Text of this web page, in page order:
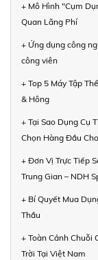
+ Mô Hình "Cụm
Quan Lãng Phí
+ Ứng dụng công
công viên
+ Top 5 Máy Tập
& Hông
+ Tại Sao Dụng Cụ
Chọn Hàng Đầu
+ Đơn Vị Trực Tiếp
Trung Gian – NDH
+ Bí Quyết Mua
Thầu
+ Toàn Cảnh Chuỗi
Trời Tại Việt Nam